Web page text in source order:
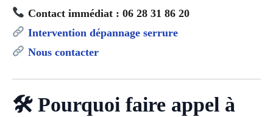
Contact immédiat : 06 28 31 86 20
Intervention dépannage serrure
Nous contacter
🛠 Pourquoi faire appel à